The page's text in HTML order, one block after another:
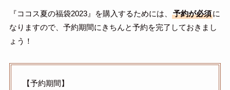
『ココス夏の福袋2023』を購入するためには、 予約が必須に
なりますので、予約期間にきちんと予約を完了しておきまし
ょう！
【予約期間】